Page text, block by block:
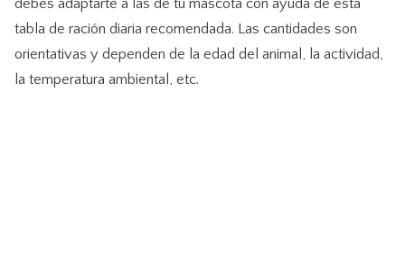
debes adaptarte a las de tu mascota con ayuda de esta
tabla de ración diaria recomendada. Las cantidades son
orientativas y dependen de la edad del animal, la actividad,
la temperatura ambiental, etc.